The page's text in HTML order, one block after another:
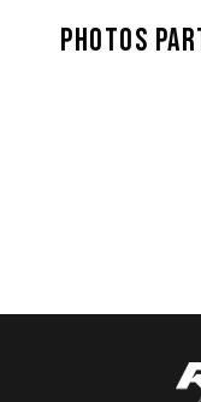
PHOTOS